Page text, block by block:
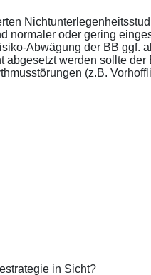
normaler oder gering
Abwägung der BB ggf.
abgesetzt werden sollte
(z.B.